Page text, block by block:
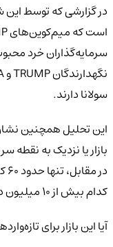
سولانا دارند.
در
کدام بیش از 10 میلیون دلار سود خالص داشته‌اند.
آیا این بازار برای